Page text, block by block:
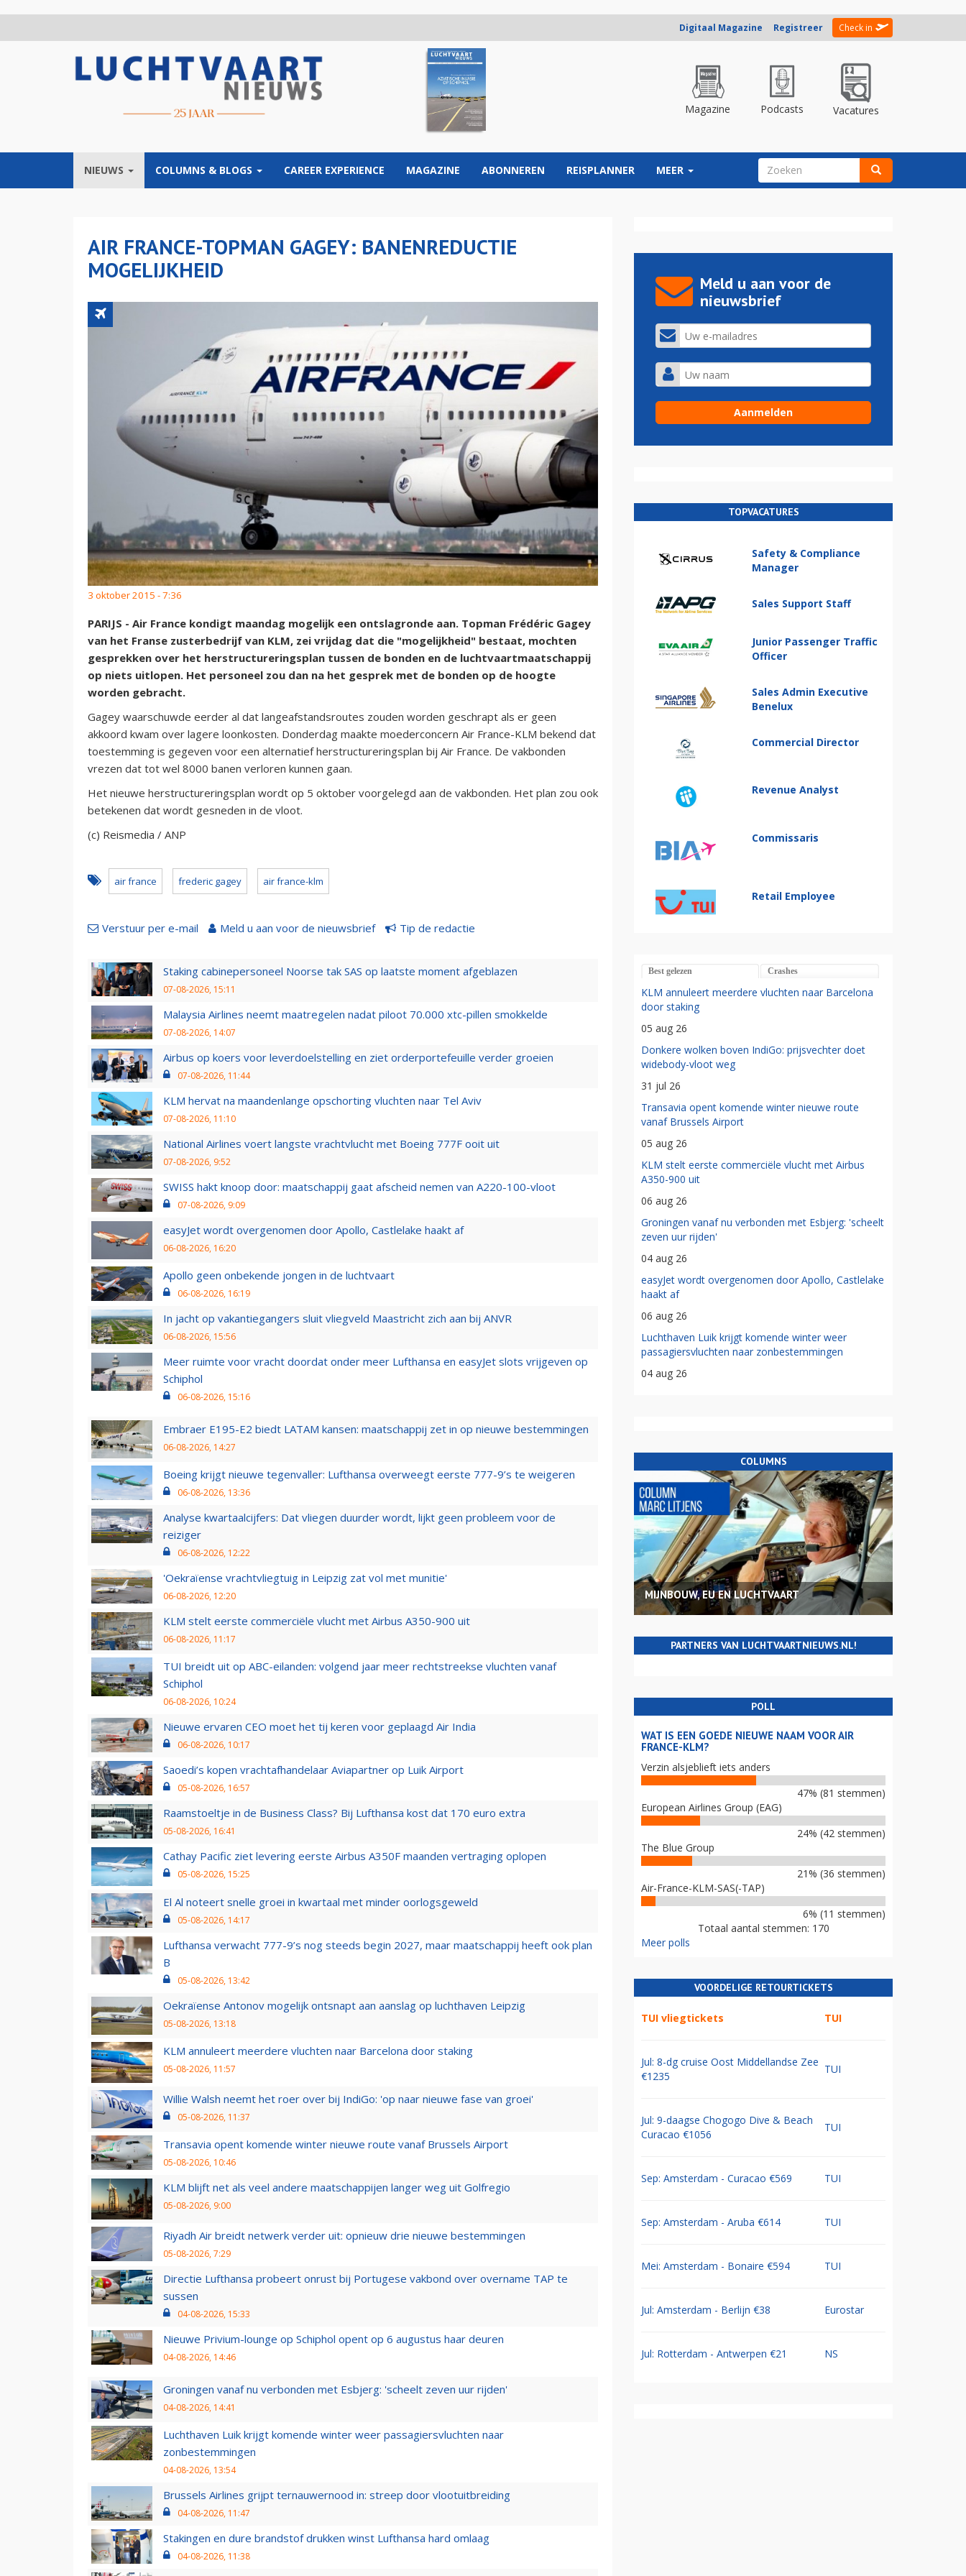
Digitaal Magazine Registreer Check in
Magazine Podcasts Vacatures
NIEUWS COLUMNS & BLOGS CAREER EXPERIENCE MAGAZINE ABONNEREN REISPLANNER MEER ZOEKVELD
AIR FRANCE-TOPMAN GAGEY: BANENREDUCTIE
MOGELIJKHEID
3 oktober 2015 - 7:36
PARIJS - Air France kondigt maandag mogelijk een ontslagronde aan. Topman Frédéric Gagey
van het Franse zusterbedrijf van KLM, zei vrijdag dat die "mogelijkheid" bestaat, mochten
gesprekken over het herstructureringsplan tussen de bonden en de luchtvaartmaatschappij
op niets uitlopen. Het personeel zou dan na het gesprek met de bonden op de hoogte
worden gebracht.
Gagey waarschuwde eerder al dat langeafstandsroutes zouden worden geschrapt als er geen
akkoord kwam over lagere loonkosten. Donderdag maakte moederconcern Air France-KLM bekend dat
toestemming is gegeven voor een alternatief herstructureringsplan bij Air France. De vakbonden
vrezen dat tot wel 8000 banen verloren kunnen gaan.
Het nieuwe herstructureringsplan wordt op 5 oktober voorgelegd aan de vakbonden. Het plan zou ook
betekenen dat wordt gesneden in de vloot.
(c) Reismedia / ANP
air france frederic gagey air france-klm
Verstuur per e-mail Meld u aan voor de nieuwsbrief Tip de redactie
Staking cabinepersoneel Noorse tak SAS op laatste moment afgeblazen
07-08-2026, 15:11
Malaysia Airlines neemt maatregelen nadat piloot 70.000 xtc-pillen smokkelde
07-08-2026, 14:07
Airbus op koers voor leverdoelstelling en ziet orderportefeuille verder groeien
07-08-2026, 11:44
KLM hervat na maandenlange opschorting vluchten naar Tel Aviv
07-08-2026, 11:10
National Airlines voert langste vrachtvlucht met Boeing 777F ooit uit
07-08-2026, 9:52
SWISS hakt knoop door: maatschappij gaat afscheid nemen van A220-100-vloot
07-08-2026, 9:09
easyJet wordt overgenomen door Apollo, Castlelake haakt af
06-08-2026, 16:20
Apollo geen onbekende jongen in de luchtvaart
06-08-2026, 16:19
In jacht op vakantiegangers sluit vliegveld Maastricht zich aan bij ANVR
06-08-2026, 15:56
Meer ruimte voor vracht doordat onder meer Lufthansa en easyJet slots vrijgeven op
Schiphol
06-08-2026, 15:16
Embraer E195-E2 biedt LATAM kansen: maatschappij zet in op nieuwe bestemmingen
06-08-2026, 14:27
Boeing krijgt nieuwe tegenvaller: Lufthansa overweegt eerste 777-9’s te weigeren
06-08-2026, 13:36
Analyse kwartaalcijfers: Dat vliegen duurder wordt, lijkt geen probleem voor de
reiziger
06-08-2026, 12:22
'Oekraïense vrachtvliegtuig in Leipzig zat vol met munitie'
06-08-2026, 12:20
KLM stelt eerste commerciële vlucht met Airbus A350-900 uit
06-08-2026, 11:17
TUI breidt uit op ABC-eilanden: volgend jaar meer rechtstreekse vluchten vanaf
Schiphol
06-08-2026, 10:24
Nieuwe ervaren CEO moet het tij keren voor geplaagd Air India
06-08-2026, 10:17
Saoedi’s kopen vrachtafhandelaar Aviapartner op Luik Airport
05-08-2026, 16:57
Raamstoeltje in de Business Class? Bij Lufthansa kost dat 170 euro extra
05-08-2026, 16:41
Cathay Pacific ziet levering eerste Airbus A350F maanden vertraging oplopen
05-08-2026, 15:25
El Al noteert snelle groei in kwartaal met minder oorlogsgeweld
05-08-2026, 14:17
Lufthansa verwacht 777-9’s nog steeds begin 2027, maar maatschappij heeft ook plan
B
05-08-2026, 13:42
Oekraïense Antonov mogelijk ontsnapt aan aanslag op luchthaven Leipzig
05-08-2026, 13:18
KLM annuleert meerdere vluchten naar Barcelona door staking
05-08-2026, 11:57
Willie Walsh neemt het roer over bij IndiGo: 'op naar nieuwe fase van groei'
05-08-2026, 11:37
Transavia opent komende winter nieuwe route vanaf Brussels Airport
05-08-2026, 10:46
KLM blijft net als veel andere maatschappijen langer weg uit Golfregio
05-08-2026, 9:00
Riyadh Air breidt netwerk verder uit: opnieuw drie nieuwe bestemmingen
05-08-2026, 7:29
Directie Lufthansa probeert onrust bij Portugese vakbond over overname TAP te
sussen
04-08-2026, 15:33
Nieuwe Privium-lounge op Schiphol opent op 6 augustus haar deuren
04-08-2026, 14:46
Groningen vanaf nu verbonden met Esbjerg: 'scheelt zeven uur rijden'
04-08-2026, 14:41
Luchthaven Luik krijgt komende winter weer passagiersvluchten naar
zonbestemmingen
04-08-2026, 13:54
Brussels Airlines grijpt ternauwernood in: streep door vlootuitbreiding
04-08-2026, 11:47
Stakingen en dure brandstof drukken winst Lufthansa hard omlaag
04-08-2026, 11:38
Meld u aan voor de
nieuwsbrief
TOPVACATURES
Safety & Compliance
Manager
Sales Support Staff
Junior Passenger Traffic
Officer
Sales Admin Executive
Benelux
Commercial Director
Revenue Analyst
Commissaris
Retail Employee
Best gelezen Crashes
KLM annuleert meerdere vluchten naar Barcelona
door staking
05 aug 26
Donkere wolken boven IndiGo: prijsvechter doet
widebody-vloot weg
31 jul 26
Transavia opent komende winter nieuwe route
vanaf Brussels Airport
05 aug 26
KLM stelt eerste commerciële vlucht met Airbus
A350-900 uit
06 aug 26
Groningen vanaf nu verbonden met Esbjerg: 'scheelt
zeven uur rijden'
04 aug 26
easyJet wordt overgenomen door Apollo, Castlelake
haakt af
06 aug 26
Luchthaven Luik krijgt komende winter weer
passagiersvluchten naar zonbestemmingen
04 aug 26
COLUMNS
MIJNBOUW, EU EN LUCHTVAART
PARTNERS VAN LUCHTVAARTNIEUWS.NL!
POLL
WAT IS EEN GOEDE NIEUWE NAAM VOOR AIR
FRANCE-KLM?
Verzin alsjeblieft iets anders
47% (81 stemmen)
European Airlines Group (EAG)
24% (42 stemmen)
The Blue Group
21% (36 stemmen)
Air-France-KLM-SAS(-TAP)
6% (11 stemmen)
Totaal aantal stemmen: 170
Meer polls
VOORDELIGE RETOURTICKETS
TUI vliegtickets TUI
Jul: 8-dg cruise Oost Middellandse Zee
€1235
TUI
Jul: 9-daagse Chogogo Dive & Beach
Curacao €1056
TUI
Sep: Amsterdam - Curacao €569 TUI
Sep: Amsterdam - Aruba €614 TUI
Mei: Amsterdam - Bonaire €594 TUI
Jul: Amsterdam - Berlijn €38 Eurostar
Jul: Rotterdam - Antwerpen €21 NS